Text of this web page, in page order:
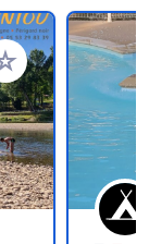
Ihren Favoriten